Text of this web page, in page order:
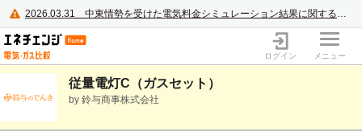
2026.03.31 中東情勢を受けた電気料金シミュレーション結果に関するご案内
電力・ガス比較サイト エネチェンジ
ログイン メニュー
従量電灯C（ガスセット）
by 鈴与商事株式会社